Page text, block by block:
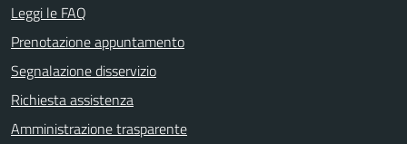
Leggi le FAQ
Prenotazione appuntamento
Segnalazione disservizio
Richiesta assistenza
Amministrazione trasparente